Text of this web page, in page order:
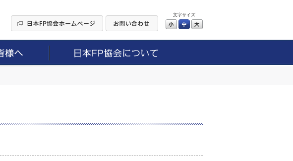
文字サイズ
小 中